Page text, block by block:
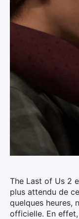
The Last of Us 2
plus attendu de
quelques heures,
officielle. En effet,